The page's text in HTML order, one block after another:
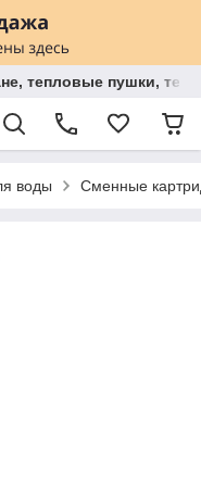
тепловые пушки,
воды Сменные